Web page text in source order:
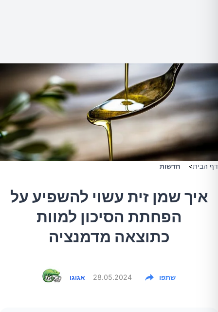
דף הבית> חדשות
איך שמן זית עשוי להשפיע על
הפחתת הסיכון למוות
כתוצאה מדמנציה
אגוגו 28.05.2024 שתפו